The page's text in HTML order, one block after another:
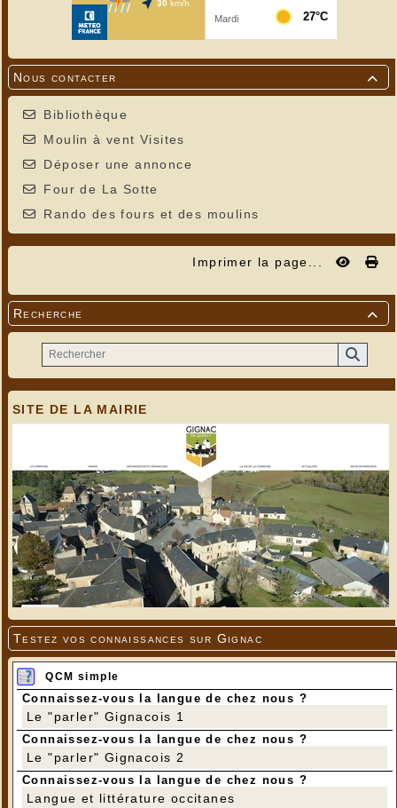

Nous contacter
Bibliothèque
Moulin à vent Visites
Déposer une annonce
Four de La Sotte
Rando des fours et des moulins
Imprimer la page...

Recherche
SITE DE LA MAIRIE
Testez vos connaissances sur Gignac
QCM simple
Connaissez-vous la langue de chez nous ?
Le "parler" Gignacois 1
Connaissez-vous la langue de chez nous ?
Le "parler" Gignacois 2
Connaissez-vous la langue de chez nous ?
Langue et littérature occitanes